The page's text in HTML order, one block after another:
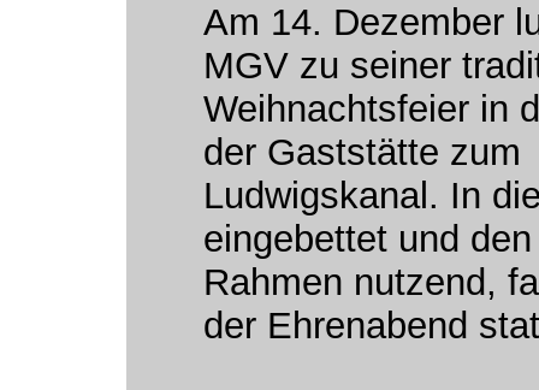
Am 14. Dezember
MGV zu seiner
Weihnachtsfeier in
der Gaststätte zum
Ludwigskanal. In
eingebettet und
Rahmen nutzend,
der Ehrenabend